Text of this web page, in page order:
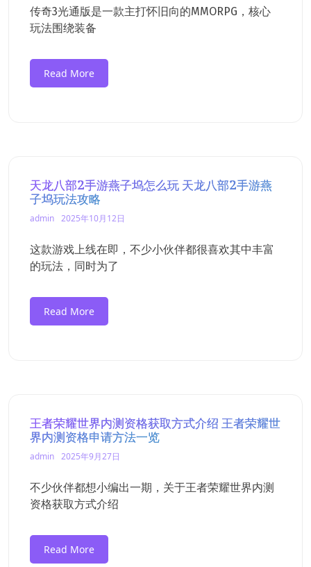
传奇3光通版是一款主打怀旧向的MMORPG，核心
玩法围绕装备
Read More
天龙八部2手游燕子坞怎么玩 天龙八部2手游燕
子坞玩法攻略
admin 2025年10月12日
这款游戏上线在即，不少小伙伴都很喜欢其中丰富
的玩法，同时为了
Read More
王者荣耀世界内测资格获取方式介绍 王者荣耀世
界内测资格申请方法一览
admin 2025年9月27日
不少伙伴都想小编出一期，关于王者荣耀世界内测
资格获取方式介绍
Read More